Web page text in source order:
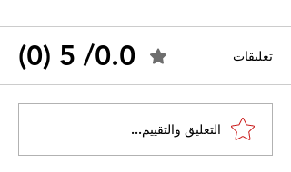
القضاء الإداري يقضي بحل
نقابة "كنابست"
تعليقات 0.0/ 5 (0)
التعليق والتقييم...